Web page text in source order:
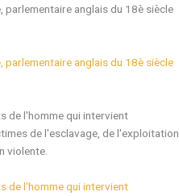
parlementaire anglais du 18è siècle
parlementaire anglais du 18è siècle
de l'homme qui intervient
de l'esclavage, de l'exploitation
violente.
de l'homme qui intervient